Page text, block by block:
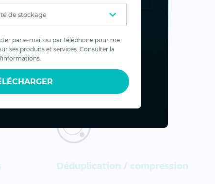
Déduplication / compression
par e-mail ou par téléphone pour me
ses produits et services. Consulter la